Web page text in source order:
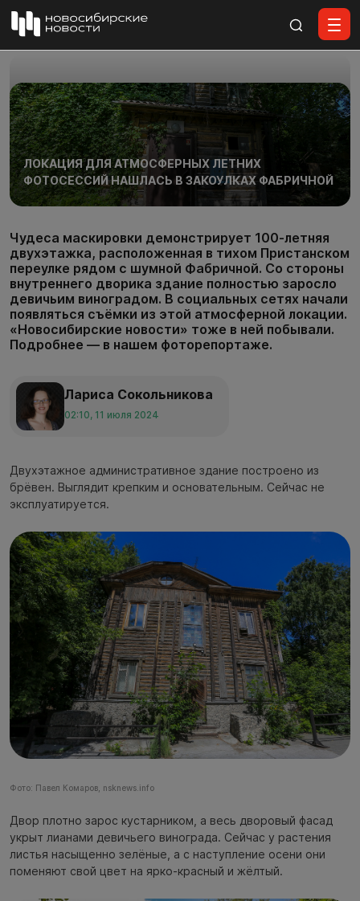
ЛОКАЦИЯ ДЛЯ АТМОСФЕРНЫХ ЛЕТНИХ
ФОТОСЕССИЙ НАШЛАСЬ В ЗАКОУЛКАХ ФАБРИЧНОЙ
Чудеса маскировки демонстрирует 100-летняя
двухэтажка, расположенная в тихом Пристанском
переулке рядом с шумной Фабричной. Со стороны
внутреннего дворика здание полностью заросло
девичьим виноградом. В социальных сетях начали
появляться съёмки из этой атмосферной локации.
«Новосибирские новости» тоже в ней побывали.
Подробнее — в нашем фоторепортаже.
Лариса Сокольникова
02:10, 11 июля 2024
Двухэтажное административное здание построено из
брёвен. Выглядит крепким и основательным. Сейчас не
эксплуатируется.
Фото: Павел Комаров, nsknews.info
Двор плотно зарос кустарником, а весь дворовый фасад
укрыт лианами девичьего винограда. Сейчас у растения
листья насыщенно зелёные, а с наступление осени они
поменяют свой цвет на ярко-красный и жёлтый.